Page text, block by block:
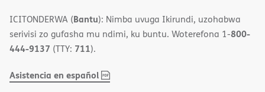
ICITONDERWA (Bantu): Nimba uvuga Ikirundi, uzohabwa
serivisi zo gufasha mu ndimi, ku buntu. Woterefona 1-800-
444-9137 (TTY: 711).
Asistencia en español,
(opens